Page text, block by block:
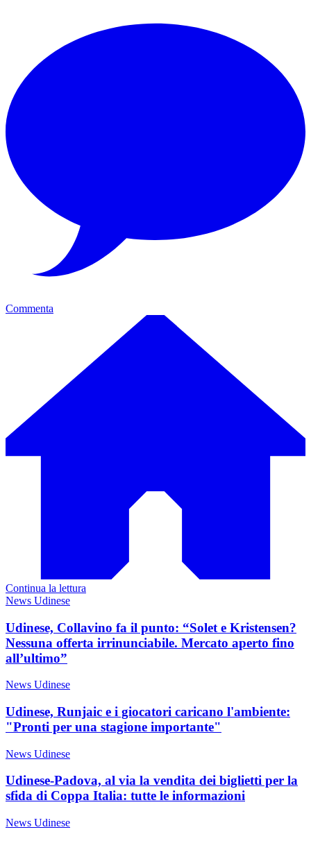
Commenta
Continua la lettura
News Udinese
Udinese, Collavino fa il punto: “Solet e Kristensen?
Nessuna offerta irrinunciabile. Mercato aperto fino
all’ultimo”
News Udinese
Udinese, Runjaic e i giocatori caricano l'ambiente:
"Pronti per una stagione importante"
News Udinese
Udinese-Padova, al via la vendita dei biglietti per la
sfida di Coppa Italia: tutte le informazioni
News Udinese